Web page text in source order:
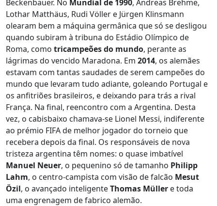
Beckenbauer. No Mundial de 1990, Andreas Brehme,
Lothar Matthäus, Rudi Völler e Jürgen Klinsmann
olearam bem a máquina germânica que só se desligou
quando subiram à tribuna do Estádio Olímpico de
Roma, como tricampeões do mundo, perante as
lágrimas do vencido Maradona. Em 2014, os alemães
estavam com tantas saudades de serem campeões do
mundo que levaram tudo adiante, goleando Portugal e
os anfitriões brasileiros, e deixando para trás a rival
França. Na final, reencontro com a Argentina. Desta
vez, o cabisbaixo chamava-se Lionel Messi, indiferente
ao prémio FIFA de melhor jogador do torneio que
recebera depois da final. Os responsáveis de nova
tristeza argentina têm nomes: o quase imbatível
Manuel Neuer, o pequenino só de tamanho Philipp
Lahm, o centro-campista com visão de falcão Mesut
Özil, o avançado inteligenteThomas Müller e toda
uma engrenagem de fabrico alemão.